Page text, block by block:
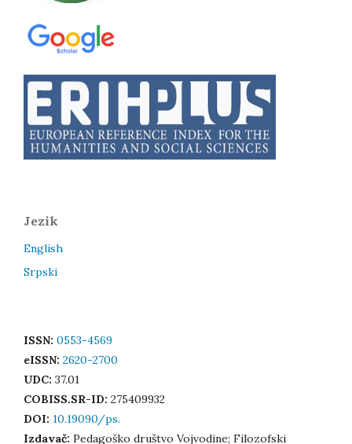
Jezik
English
Srpski
ISSN: 0553-4569
eISSN: 2620-2700
UDC: 37.01
COBISS.SR-ID: 275409932
DOI: 10.19090/ps.
Izdavač: Pedagoško društvo Vojvodine; Filozofski